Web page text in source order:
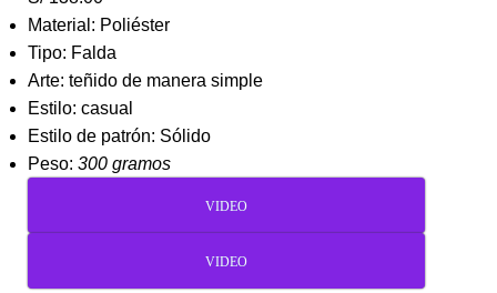
Material: Poliéster
Tipo: Falda
Arte: teñido de manera simple
Estilo: casual
Estilo de patrón: Sólido
Peso: 300 gramos
VIDEO
VIDEO